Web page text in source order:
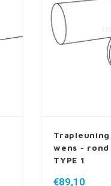
wens -
TYPE 1
€89,10